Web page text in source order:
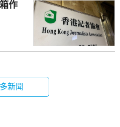
作
新聞